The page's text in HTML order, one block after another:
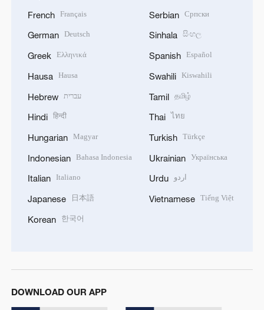
French Français
German Deutsch
Greek Ελληνικά
Hausa Hausa
Hebrew עברית
Hindi हिन्दी
Hungarian Magyar
Indonesian Bahasa Indonesia
Italian Italiano
Japanese 日本語
Korean 한국어
Serbian Српски
Sinhala සිංහල
Spanish Español
Swahili Kiswahili
Tamil தமிழ்
Thai ไทย
Turkish Türkçe
Ukrainian Українська
Urdu اردو
Vietnamese Tiếng Việt
DOWNLOAD OUR APP